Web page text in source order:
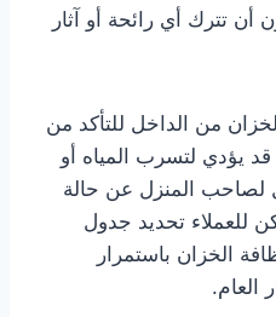
أن تترك أي رائحة أو آثار
من الداخل للتأكد من
يؤدي لتسرب المياه أو
لصاحب المنزل عن حالة
للعملاء تحديد جدول
الخزان باستمرار
العام.